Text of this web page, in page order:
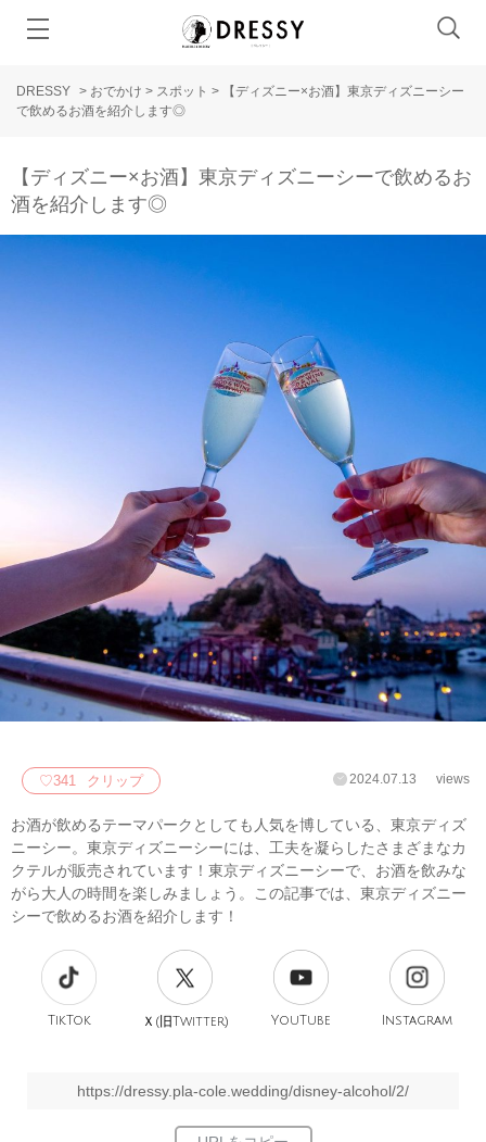
DRESSY > おでかけ > スポット >
【ディズニー×お酒】東京ディズニーシー
で飲めるお酒を紹介します◎
【ディズニー×お酒】東京ディズニーシーで飲めるお
酒を紹介します◎
♡341 クリップ 2024.07.13 views
お酒が飲めるテーマパークとしても人気を博している、東京ディズ
ニーシー。東京ディズニーシーには、工夫を凝らしたさまざまなカ
クテルが販売されています！東京ディズニーシーで、お酒を飲みな
がら大人の時間を楽しみましょう。この記事では、東京ディズニー
シーで飲めるお酒を紹介します！
TikTok Ｘ(旧Twitter) YouTube Instagram
https://dressy.pla-cole.wedding/disney-alcohol/2/